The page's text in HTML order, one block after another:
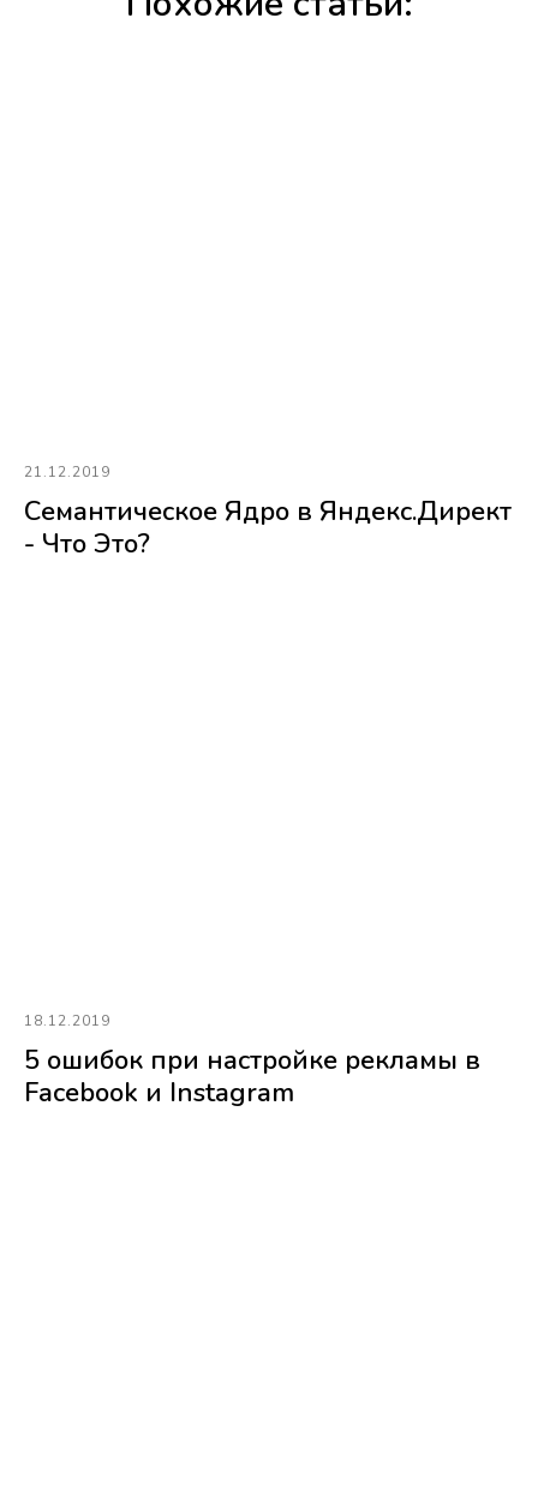
21.12.2019
Семантическое Ядро в Яндекс.Директ
- Что Это?
18.12.2019
5 ошибок при настройке рекламы в
Facebook и Instagram